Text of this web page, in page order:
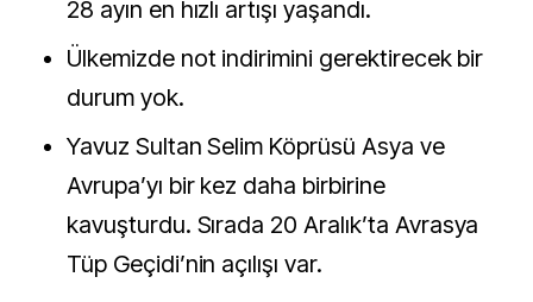
28 ayın en hızlı artışı yaşandı.
Ülkemizde not indirimini gerektirecek bir
durum yok.
Yavuz Sultan Selim Köprüsü Asya ve
Avrupa’yı bir kez daha birbirine
kavuşturdu. Sırada 20 Aralık’ta Avrasya
Tüp Geçidi’nin açılışı var.